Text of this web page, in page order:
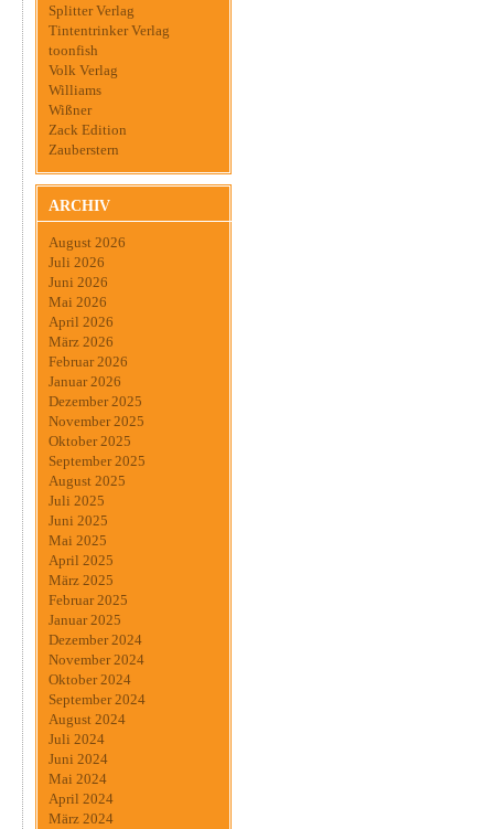
Splitter Verlag
Tintentrinker Verlag
toonfish
Volk Verlag
Williams
Wißner
Zack Edition
Zauberstern
ARCHIV
August 2026
Juli 2026
Juni 2026
Mai 2026
April 2026
März 2026
Februar 2026
Januar 2026
Dezember 2025
November 2025
Oktober 2025
September 2025
August 2025
Juli 2025
Juni 2025
Mai 2025
April 2025
März 2025
Februar 2025
Januar 2025
Dezember 2024
November 2024
Oktober 2024
September 2024
August 2024
Juli 2024
Juni 2024
Mai 2024
April 2024
März 2024